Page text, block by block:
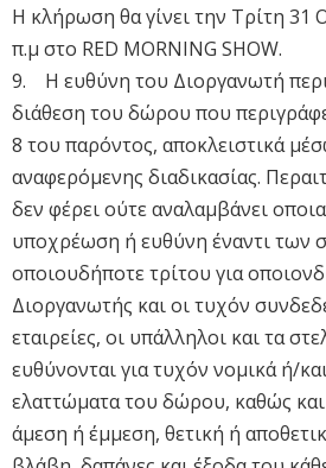
Η κλήρωση θα γίνει την Τρίτη 31
π.μ στο RED MORNING SHOW.
9. Η ευθύνη του Διοργανωτή
διάθεση του δώρου που
8 του παρόντος, αποκλειστικά
αναφερόμενης διαδικασίας.
δεν φέρει ούτε αναλαμβάνει
υποχρέωση ή ευθύνη έναντι των
οποιουδήποτε τρίτου για
Διοργανωτής και οι τυχόν
εταιρείες, οι υπάλληλοι και τα
ευθύνονται για τυχόν νομικά ή/
ελαττώματα του δώρου, καθώς και
άμεση ή έμμεση, θετική ή